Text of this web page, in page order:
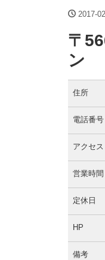
2017-
〒
ン
住所
電話番号
アクセス
営業時間
定休日
HP
備考